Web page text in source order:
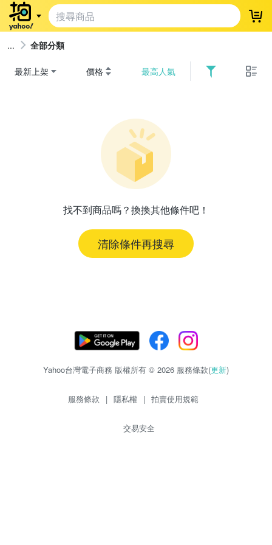
登
全部分類
最新上架 價格 最高人氣
找不到商品嗎？換換其他條件吧！
清除條件再搜尋
Yahoo台灣電子商務 版權所有 © 2026 服務條款(更新)
服務條款 | 隱私權 | 拍賣使用規範
交易安全